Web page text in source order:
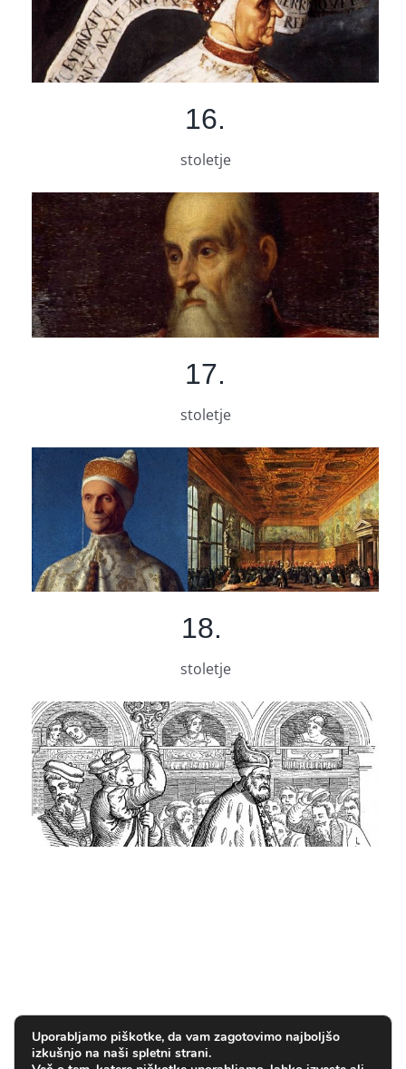
16.
stoletje
17.
stoletje
18.
stoletje
Uporabljamo piškotke, da vam zagotovimo najboljšo
izkušnjo na naši spletni strani.